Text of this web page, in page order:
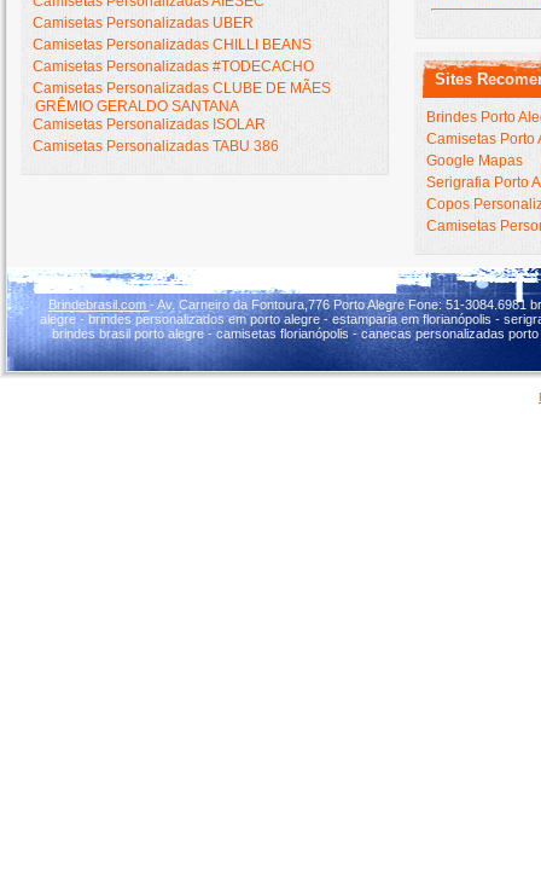
Camisetas Personalizadas UBER
Camisetas Personalizadas CHILLI BEANS
Camisetas Personalizadas #TODECACHO
Camisetas Personalizadas CLUBE DE MÃES
GRÊMIO GERALDO SANTANA
Camisetas Personalizadas ISOLAR
Camisetas Personalizadas TABU 386
Sites
Brindes Porto
Camisetas Porto
Google Mapas
Serigrafia Porto
Copos
Camisetas
Brindebrasil.com - Av. Carneiro da Fontoura,776 Porto Alegre Fone: 51-
alegre - brindes personalizados em porto alegre - estamparia em florianópolis -
brindes brasil porto alegre - camisetas florianópolis - canecas personalizadas